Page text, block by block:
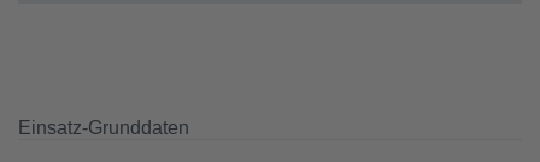
Einsatz-Grunddaten